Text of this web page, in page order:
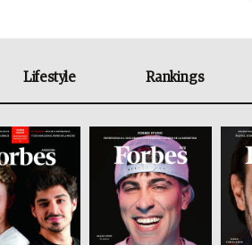
Lifestyle Rankings